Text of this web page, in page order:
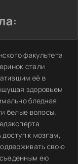
факультета
стали
её в
здоровьем
бледная
белые волосы.
к мозгам,
свою
ею